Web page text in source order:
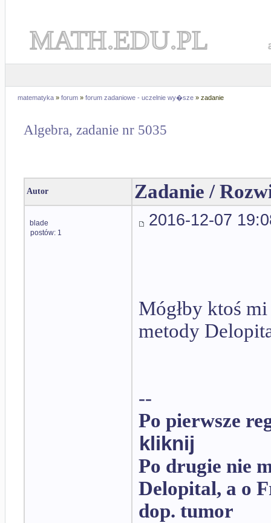
MATH.EDU.PL
matematyka » forum » forum zadaniowe - uczelnie wy�sze » zadanie
Algebra, zadanie nr 5035
Autor Zadanie /
blade
postów: 1
2016-12-07
Mógłby ktoś
metody
--
Po pierwsze
kliknij
Po drugie nie
Delopital, a o
dop. tumor